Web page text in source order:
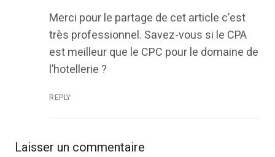
Merci pour le partage de cet article c’est
très professionnel. Savez-vous si le CPA
est meilleur que le CPC pour le domaine de
l’hotellerie ?
REPLY
Laisser un commentaire